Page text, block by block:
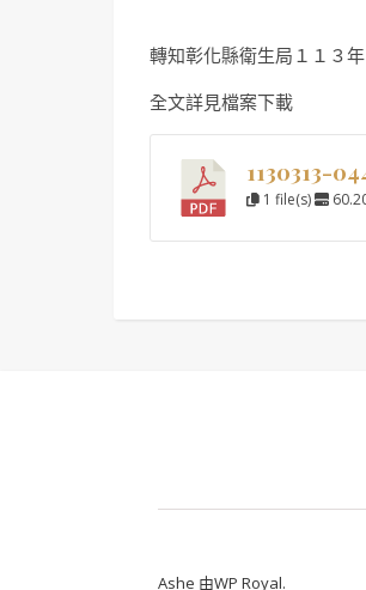
轉知彰化縣衛生局１１３
全文詳見檔案下載
1130313-
1 file(s)
Ashe 由WP Royal.